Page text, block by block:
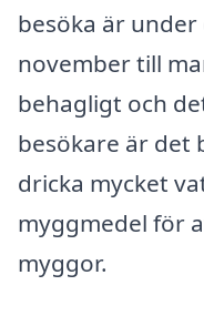
besöka är
november till
behagligt och
besökare är det
dricka mycket
myggmedel för
myggor.